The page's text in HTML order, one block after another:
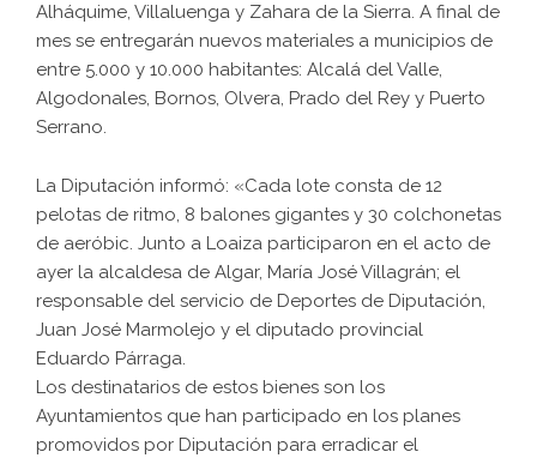
Alháquime, Villaluenga y Zahara de la Sierra. A final de
mes se entregarán nuevos materiales a municipios de
entre 5.000 y 10.000 habitantes: Alcalá del Valle,
Algodonales, Bornos, Olvera, Prado del Rey y Puerto
Serrano.
La Diputación informó: «Cada lote consta de 12
pelotas de ritmo, 8 balones gigantes y 30 colchonetas
de aeróbic. Junto a Loaiza participaron en el acto de
ayer la alcaldesa de Algar, María José Villagrán; el
responsable del servicio de Deportes de Diputación,
Juan José Marmolejo y el diputado provincial
Eduardo Párraga.
Los destinatarios de estos bienes son los
Ayuntamientos que han participado en los planes
promovidos por Diputación para erradicar el